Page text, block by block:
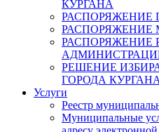
КУРГАНА
РАСПОРЯЖЕНИЕ
РАСПОРЯЖЕНИЕ
РАСПОРЯЖЕНИЕ
РЕШЕНИЕ
ГОРОДА КУРГАНА
Услуги
Реестр
Муниципальные